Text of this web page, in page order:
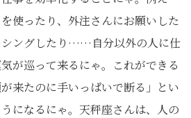
使ったり、外注さんにお願いした
シングしたり……自分以外の人に仕
が巡って来るにゃ。これができる
来たのに手いっぱいで断る」とい
になるにゃ。天秤座さんは、人の